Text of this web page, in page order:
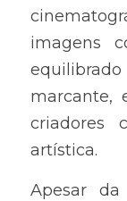
imagens
marcante,
criadores
artística.
Apesar